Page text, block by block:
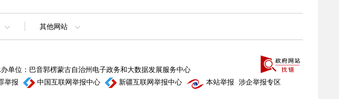
其他网站
单位：巴音郭楞蒙古自治州电子政务和大数据发展服务中心
举报 中国互联网举报中心 新疆互联网举报中心 本站举报 涉企举报专区